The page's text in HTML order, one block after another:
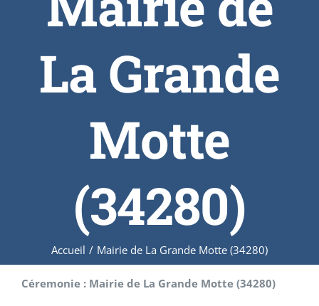
La Grande
Motte
(34280)
Accueil / Mairie de La Grande Motte (34280)
Céremonie : Mairie de La Grande Motte (34280)